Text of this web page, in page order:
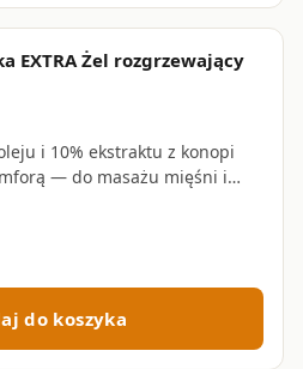
favorite_border
EXTRA Żel rozgrzewający
i 10% ekstraktu z konopi
— do masażu mięśni i
do koszyka